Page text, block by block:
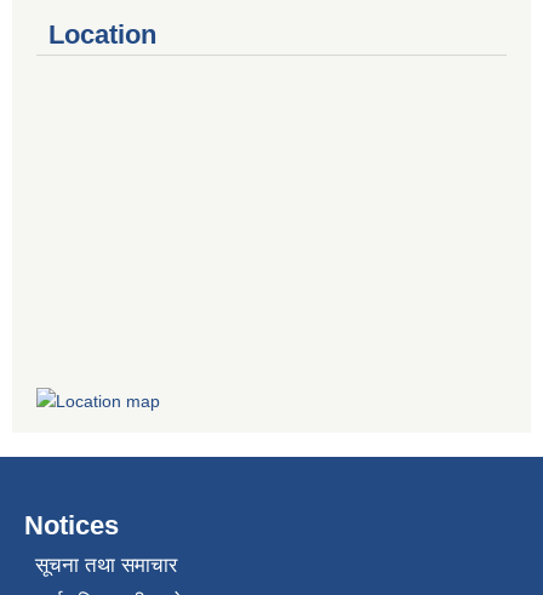
Location
Notices
सूचना तथा समाचार